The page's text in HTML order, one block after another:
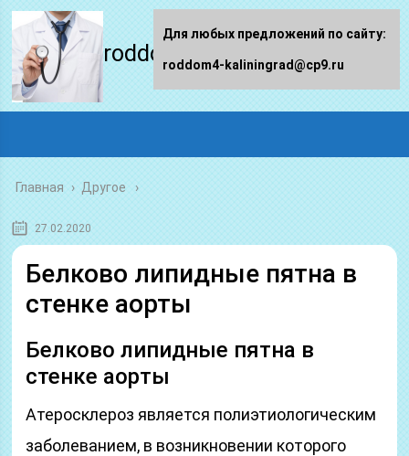
roddom4-kaliningrad.ru
Главная › Другое
27.02.2020
Белково липидные пятна в
стенке аорты
Белково липидные пятна в
стенке аорты
Атеросклероз является полиэтиологическим
заболеванием, в возникновении которого
Для любых предложений по сайту:
roddom4-kaliningrad@cp9.ru